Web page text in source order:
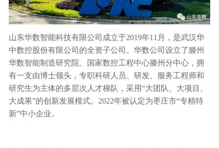
山东华数智能科技有限公司成立于2019年11月，是武汉华
中数控股份有限公司的全资子公司。华数公司设立了滕州
华数智能制造研究院、国家数控工程中心滕州分中心，拥
有一支由博士领头，专职科研人员、研发、服务工程师和
研究生为主体的多层次人才梯队，采用“大团队、大项目、
大成果”的创新发展模式。2022年被认定为枣庄市“专精特
新”中小企业。